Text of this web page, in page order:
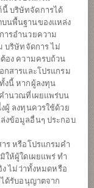
เพียงกองทุนเดียว
Fund, class
ของบริษัททั่วโลกที่
กร ได้แก่ ธุรกิจการ
จากอายุของ
กลางที่เพิ่มปริมาณ
รัพย์สินที่ลงทุนจะมี
รัพย์สิน
บริษัทจัดการได้
นพื้นฐานของแหล่ง
ารอำนวยความ
บริษัทจัดการ ไม่
อง ความครบถ้วน
สารและโปรแกรม
งนี้ หากผู้ลงทุน
ำนวณที่เผยแพร่บน
ผู้ ลงทุนควรใช้ด้วย
งข้อมูลอื่นๆ ประกอบ
ร หรือโปรแกรมคำ
ห้ผู้ใดเผยแพร่ ทำ
ง ไม่ว่าทั้งหมดหรือ
ด้รับอนุญาตจาก